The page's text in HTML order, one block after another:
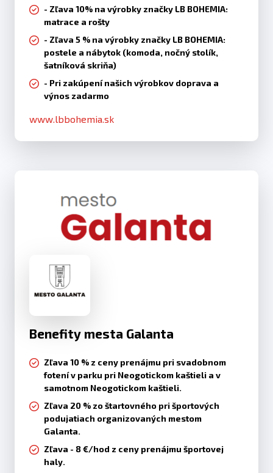
- Zľava 10% na výrobky značky LB BOHEMIA:
matrace a rošty
- Zľava 5 % na výrobky značky LB BOHEMIA:
postele a nábytok (komoda, nočný stolík,
šatníková skriňa)
- Pri zakúpení našich výrobkov doprava a
výnos zadarmo
www.lbbohemia.sk
Benefity mesta Galanta
Zľava 10 % z ceny prenájmu pri svadobnom
fotení v parku pri Neogotickom kaštieli a v
samotnom Neogotickom kaštieli.
Zľava 20 % zo štartovného pri športových
podujatiach organizovaných mestom
Galanta.
Zľava - 8 €/hod z ceny prenájmu športovej
haly.